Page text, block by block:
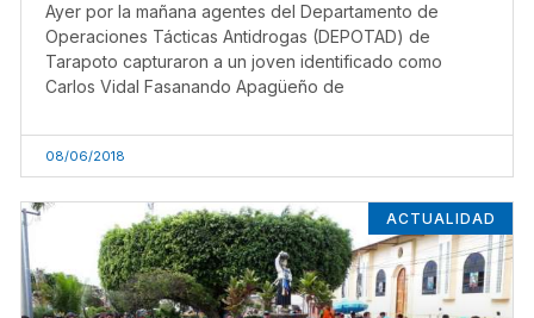
Ayer por la mañana agentes del Departamento de
Operaciones Tácticas Antidrogas (DEPOTAD) de
Tarapoto capturaron a un joven identificado como
Carlos Vidal Fasanando Apagüeño de
08/06/2018
ACTUALIDAD